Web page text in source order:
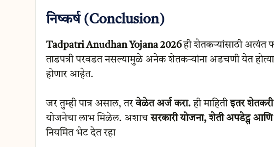
निष्कर्ष (Conclusion)
Tadpatri Anudhan Yojana 2026ही शेतकऱ्यांसाठी अत्यंत
ताडपत्री परवडत नसल्यामुळे अनेक शेतकऱ्यांना अडचणी येत
होणार आहेत.
जर तुम्ही पात्र असाल, तरवेळेत अर्ज करा.ही माहितीइतर शेतकरी
योजनेचा लाभ मिळेल. अशाचसरकारी योजना, शेती अपडेट्स आणि
नियमित भेट देत रहा